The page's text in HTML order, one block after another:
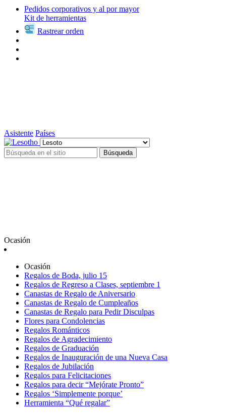
Pedidos corporativos y al por mayor
Kit de herramientas
Rastrear orden
Asistente Países
Búsqueda
Ocasión
Ocasión
Regalos de Boda, julio 15
Regalos de Regreso a Clases, septiembre 1
Canastas de Regalo de Aniversario
Canastas de Regalo de Cumpleaños
Canastas de Regalo para Pedir Disculpas
Flores para Condolencias
Regalos Románticos
Regalos de Agradecimiento
Regalos de Graduación
Regalos de Inauguración de una Nueva Casa
Regalos de Jubilación
Regalos para Felicitaciones
Regalos para decir “Mejórate Pronto”
Regalos ‘Simplemente porque’
Herramienta “Qué regalar”